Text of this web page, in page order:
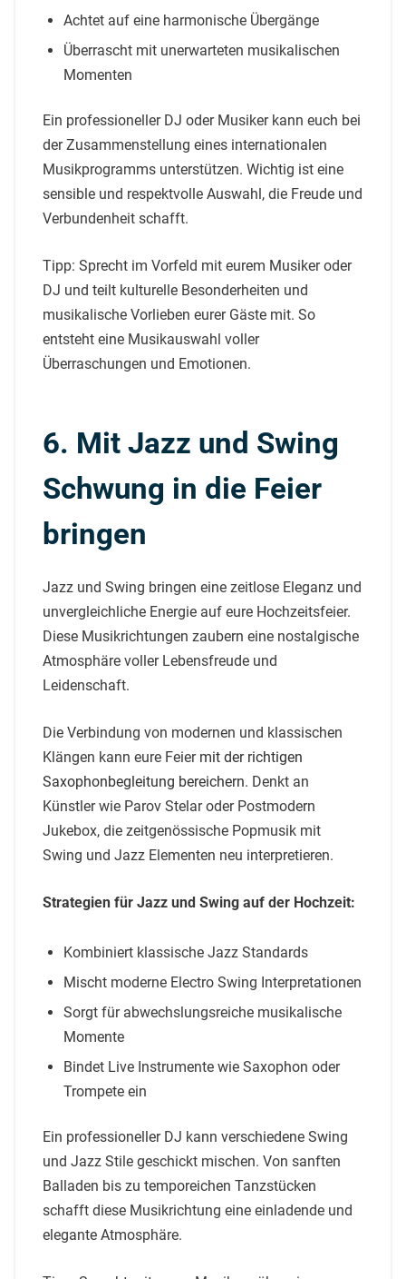
Achtet auf eine harmonische Übergänge
Überrascht mit unerwarteten musikalischen
Momenten
Ein professioneller DJ oder Musiker kann euch bei
der Zusammenstellung eines internationalen
Musikprogramms unterstützen. Wichtig ist eine
sensible und respektvolle Auswahl, die Freude und
Verbundenheit schafft.
Tipp: Sprecht im Vorfeld mit eurem Musiker oder
DJ und teilt kulturelle Besonderheiten und
musikalische Vorlieben eurer Gäste mit. So
entsteht eine Musikauswahl voller
Überraschungen und Emotionen.
6. Mit Jazz und Swing
Schwung in die Feier
bringen
Jazz und Swing bringen eine zeitlose Eleganz und
unvergleichliche Energie auf eure Hochzeitsfeier.
Diese Musikrichtungen zaubern eine nostalgische
Atmosphäre voller Lebensfreude und
Leidenschaft.
Die Verbindung von modernen und klassischen
Klängen kann eure Feier mit der richtigen
Saxophonbegleitung bereichern. Denkt an
Künstler wie Parov Stelar oder Postmodern
Jukebox, die zeitgenössische Popmusik mit
Swing und Jazz Elementen neu interpretieren.
Strategien für Jazz und Swing auf der Hochzeit:
Kombiniert klassische Jazz Standards
Mischt moderne Electro Swing Interpretationen
Sorgt für abwechslungsreiche musikalische
Momente
Bindet Live Instrumente wie Saxophon oder
Trompete ein
Ein professioneller DJ kann verschiedene Swing
und Jazz Stile geschickt mischen. Von sanften
Balladen bis zu temporeichen Tanzstücken
schafft diese Musikrichtung eine einladende und
elegante Atmosphäre.